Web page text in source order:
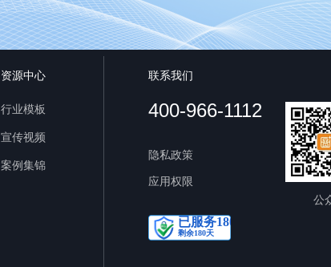
资源中心
行业模板
宣传视频
案例集锦
联系我们
400-966-1112
隐私政策
应用权限
公